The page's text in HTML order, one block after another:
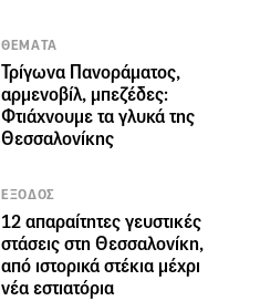
ΘΕΜΑΤΑ
Τρίγωνα Πανοράματος,
αρμενοβίλ, μπεζέδες:
Φτιάχνουμε τα γλυκά της
Θεσσαλονίκης
ΕΞΟΔΟΣ
12 απαραίτητες γευστικές
στάσεις στη Θεσσαλονίκη,
από ιστορικά στέκια μέχρι
νέα εστιατόρια